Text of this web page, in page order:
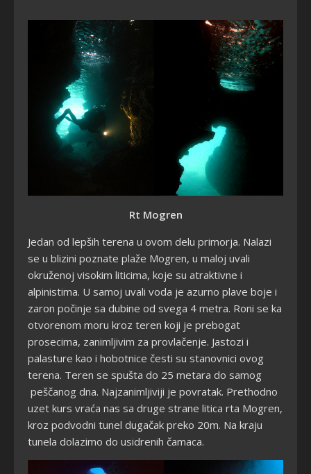
Rt Mogren
Jedan od lepših terena u ovom delu primorja. Nalazi
se u blizini poznate plaže Mogren, u maloj uvali
okruženoj visokim liticima, koje su atraktivne i
alpinistima. U samoj uvali voda je azurno plave boje i
zaron počinje sa dubine od svega 4 metra. Roni se ka
otvorenom moru kroz teren koji je prebogat
prosecima, zanimljivim za provlačenje. Jastozi i
palasture kao i hobotnice česti su stanovnici ovog
terena. Teren se spušta do 25 metara do samog
peščanog dna. Najzanimljiviji je povratak. Prethodno
uzet kurs vraća nas sa druge strane litica rta Mogren,
kroz podvodni tunel dugačak preko 20m. Na kraju
tunela dolazimo do usidrenih čamaca.